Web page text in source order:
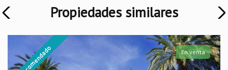
Propiedades similares
Recomendado En venta